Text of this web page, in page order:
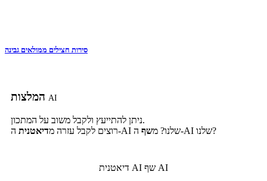
סירות חצילים ממולאים גבינה
AI
ניתן להתייעץ ולקבל משוב על המתכון.
רוצים לקבל עזרה מדיאטנית ה-AI שלנו? משף ה-AI שלנו?
דיאטנית AI שף AI